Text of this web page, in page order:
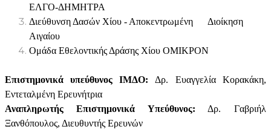
ΕΛΓΟ-ΔΗΜΗΤΡΑ
Διεύθυνση Δασών Χίου - Αποκεντρωμένη Διοίκηση
Αιγαίου
Ομάδα Εθελοντικής Δράσης Χίου ΟΜΙΚΡΟΝ
Επιστημονικά υπεύθυνος ΙΜΔΟ:
Δρ. Ευαγγελία Κορακάκη,
Εντεταλμένη Ερευνήτρια
Αναπληρωτής Επιστημονικά Υπεύθυνος:
Δρ. Γαβριήλ
Ξανθόπουλος, Διευθυντής Ερευνών